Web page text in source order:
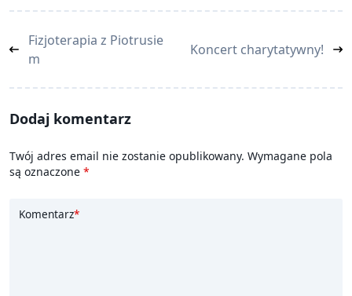
<span
class="nav-
reader-
Fizjoterapia z Piotrusie
m
Koncert charytatywny!
Dodaj komentarz
Twój adres email nie zostanie opublikowany. Wymagane pola
są oznaczone *
Komentarz*